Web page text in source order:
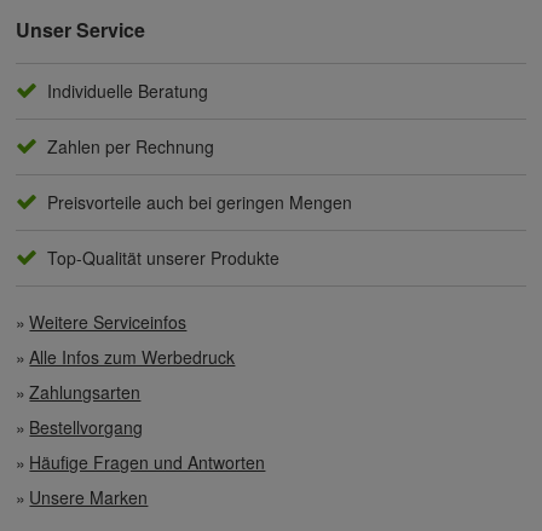
Unser Service
Individuelle Beratung
Zahlen per Rechnung
Preisvorteile auch bei geringen Mengen
Top-Qualität unserer Produkte
Weitere Serviceinfos
Alle Infos zum Werbedruck
Zahlungsarten
Bestellvorgang
Häufige Fragen und Antworten
Unsere Marken